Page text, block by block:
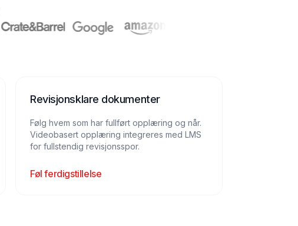
Revisjonsklare dokumenter
Følg hvem som har fullført opplæring og når.
Videobasert opplæring integreres med LMS
for fullstendig revisjonsspor.
Føl ferdigstillelse